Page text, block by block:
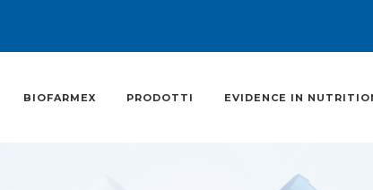
BIOFARMEX PRODOTTI EVIDENCE IN